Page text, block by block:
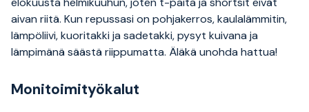
aivan riitä. Kun repussasi on pohjakerros, kaulalämmitin,
lämpöliivi, kuoritakki ja sadetakki, pysyt kuivana ja
lämpimänä säästä riippumatta. Äläkä unohda hattua!
Monitoimityökalut